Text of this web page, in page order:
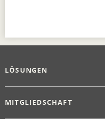
LÖSUNGEN
MITGLIEDSCHAFT